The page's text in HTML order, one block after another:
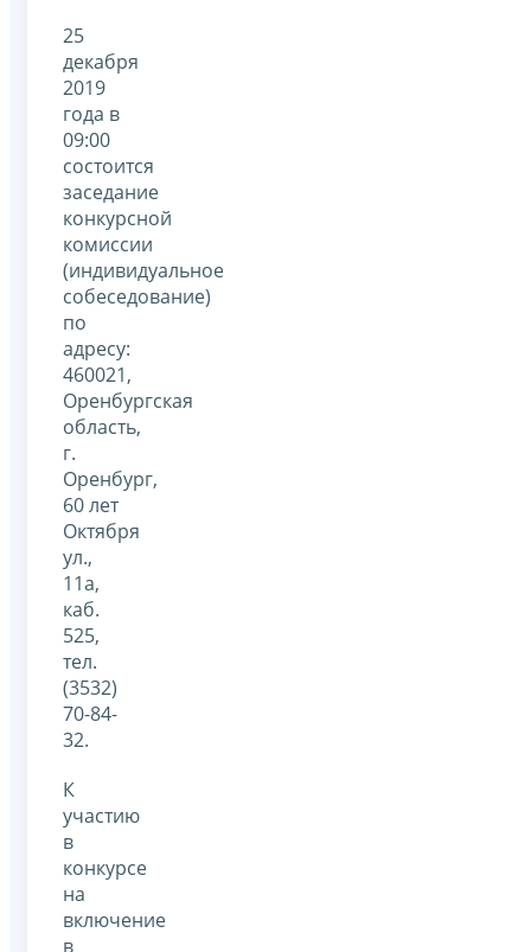
25
декабря
2019
года в
09:00
состоится
заседание
конкурсной
комиссии
(индивидуальное
собеседование)
по
адресу:
460021,
Оренбургская
область,
г.
Оренбург,
60 лет
Октября
ул.,
11а,
каб.
525,
тел.
(3532)
70-84-
32.
К
участию
в
конкурсе
на
включение
в